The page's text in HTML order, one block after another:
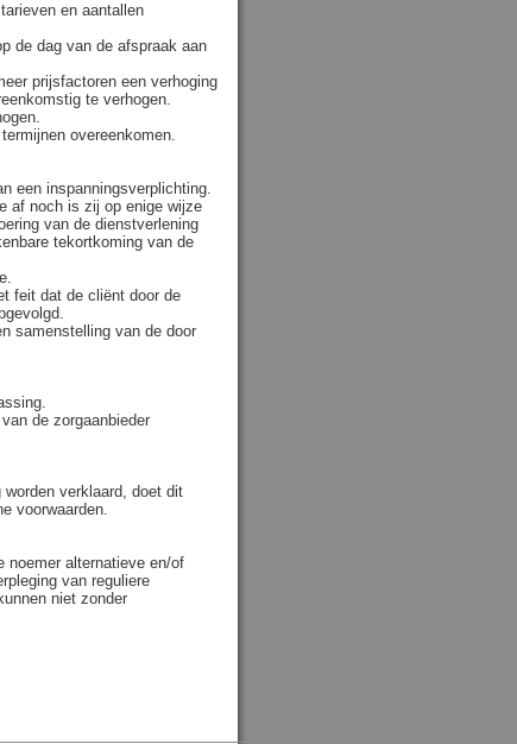
en aantallen
de dag van de afspraak aan
prijsfactoren een verhoging
te verhogen.
overeenkomen.
een inspanningsverplichting.
af noch is zij op enige wijze
van de dienstverlening
tekortkoming van de
feit dat de cliënt door de
samenstelling van de door
de zorgaanbieder
worden verklaard, doet dit
voorwaarden.
noemer alternatieve en/of
van reguliere
niet zonder